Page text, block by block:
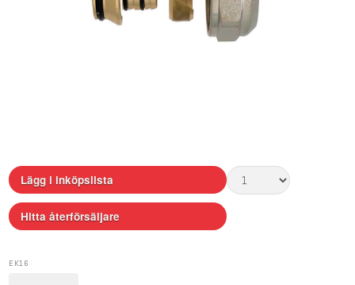
EK16
Lägg i inköpslista
Hitta återförsäljare